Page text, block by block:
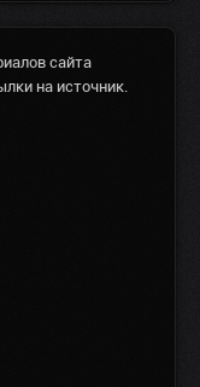
сайта
на источник.